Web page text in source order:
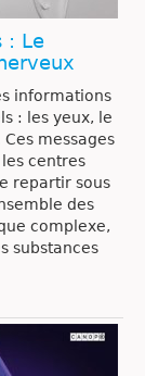
: Le
informations
: les yeux, le
messages
centres
repartir sous
des
complexe,
substances